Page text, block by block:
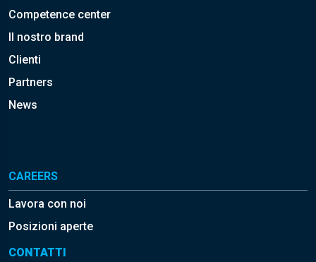
Competence center
Il nostro brand
Clienti
Partners
News
CAREERS
Lavora con noi
Posizioni aperte
CONTATTI